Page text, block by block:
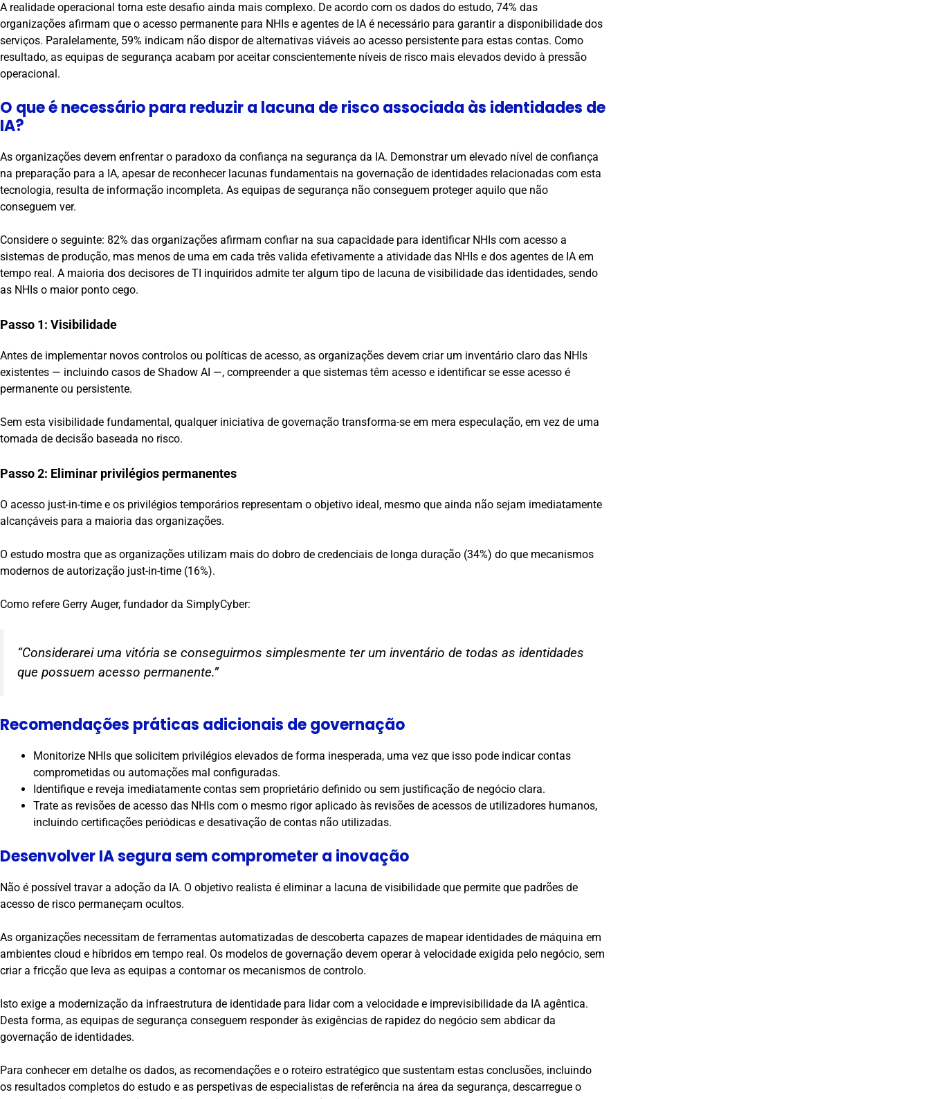
A realidade operacional torna este desafio ainda mais complexo. De acordo com os dados do estudo, 74% das
organizações afirmam que o acesso permanente para NHIs e agentes de IA é necessário para garantir a disponibilidade dos
serviços. Paralelamente, 59% indicam não dispor de alternativas viáveis ao acesso persistente para estas contas. Como
resultado, as equipas de segurança acabam por aceitar conscientemente níveis de risco mais elevados devido à pressão
operacional.
O que é necessário para reduzir a lacuna de risco associada às identidades de
IA?
As organizações devem enfrentar o paradoxo da confiança na segurança da IA. Demonstrar um elevado nível de confiança
na preparação para a IA, apesar de reconhecer lacunas fundamentais na governação de identidades relacionadas com esta
tecnologia, resulta de informação incompleta. As equipas de segurança não conseguem proteger aquilo que não
conseguem ver.
Considere o seguinte: 82% das organizações afirmam confiar na sua capacidade para identificar NHIs com acesso a
sistemas de produção, mas menos de uma em cada três valida efetivamente a atividade das NHIs e dos agentes de IA em
tempo real. A maioria dos decisores de TI inquiridos admite ter algum tipo de lacuna de visibilidade das identidades, sendo
as NHIs o maior ponto cego.
Passo 1: Visibilidade
Antes de implementar novos controlos ou políticas de acesso, as organizações devem criar um inventário claro das NHIs
existentes — incluindo casos de Shadow AI —, compreender a que sistemas têm acesso e identificar se esse acesso é
permanente ou persistente.
Sem esta visibilidade fundamental, qualquer iniciativa de governação transforma-se em mera especulação, em vez de uma
tomada de decisão baseada no risco.
Passo 2: Eliminar privilégios permanentes
O acesso just-in-time e os privilégios temporários representam o objetivo ideal, mesmo que ainda não sejam imediatamente
alcançáveis para a maioria das organizações.
O estudo mostra que as organizações utilizam mais do dobro de credenciais de longa duração (34%) do que mecanismos
modernos de autorização just-in-time (16%).
Como refere Gerry Auger, fundador da SimplyCyber:
“Considerarei uma vitória se conseguirmos simplesmente ter um inventário de todas as identidades
que possuem acesso permanente.”
Recomendações práticas adicionais de governação
Monitorize NHIs que solicitem privilégios elevados de forma inesperada, uma vez que isso pode indicar contas
comprometidas ou automações mal configuradas.
Identifique e reveja imediatamente contas sem proprietário definido ou sem justificação de negócio clara.
Trate as revisões de acesso das NHIs com o mesmo rigor aplicado às revisões de acessos de utilizadores humanos,
incluindo certificações periódicas e desativação de contas não utilizadas.
Desenvolver IA segura sem comprometer a inovação
Não é possível travar a adoção da IA. O objetivo realista é eliminar a lacuna de visibilidade que permite que padrões de
acesso de risco permaneçam ocultos.
As organizações necessitam de ferramentas automatizadas de descoberta capazes de mapear identidades de máquina em
ambientes cloud e híbridos em tempo real. Os modelos de governação devem operar à velocidade exigida pelo negócio, sem
criar a fricção que leva as equipas a contornar os mecanismos de controlo.
Isto exige a modernização da infraestrutura de identidade para lidar com a velocidade e imprevisibilidade da IA agêntica.
Desta forma, as equipas de segurança conseguem responder às exigências de rapidez do negócio sem abdicar da
governação de identidades.
Para conhecer em detalhe os dados, as recomendações e o roteiro estratégico que sustentam estas conclusões, incluindo
os resultados completos do estudo e as perspetivas de especialistas de referência na área da segurança, descarregue o